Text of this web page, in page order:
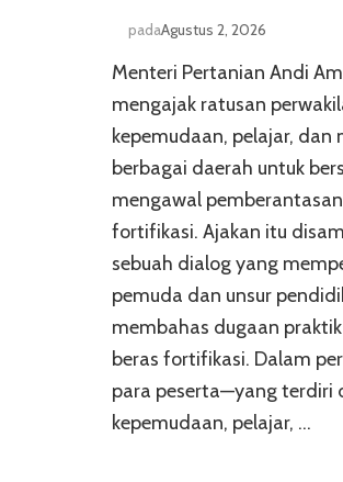
padaAgustus 2, 2026
Menteri Pertanian Andi
mengajak ratusan
kepemudaan, pelajar, dan
berbagai daerah untuk
mengawal
fortifikasi. Ajakan itu
sebuah dialog yang
pemuda dan unsur
membahas dugaan
beras fortifikasi. Dalam
para peserta—yang terdiri
kepemudaan, pelajar, …